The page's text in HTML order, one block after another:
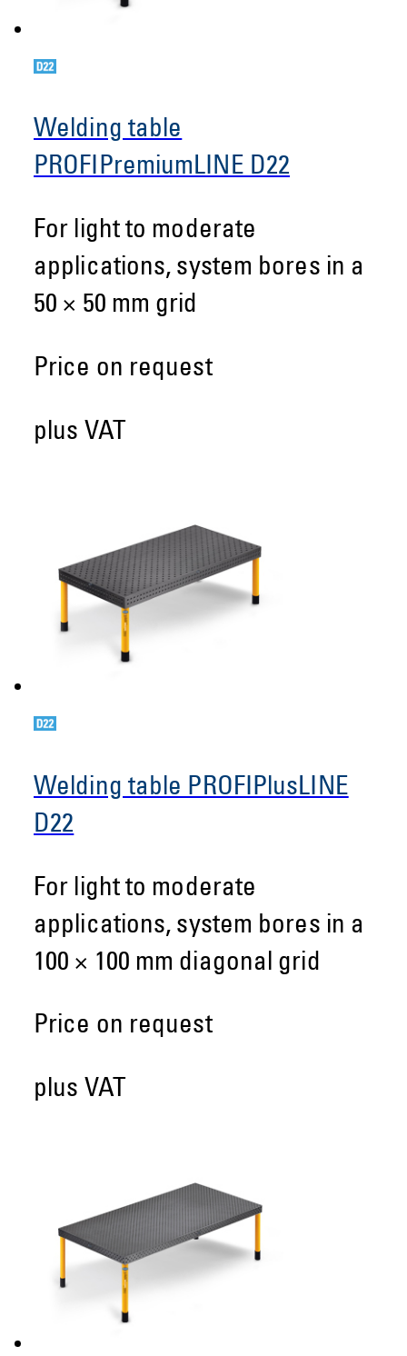
Welding table
PROFIPremiumLINE D22
For light to moderate
applications, system bores in a
50 × 50 mm grid
Price on request
plus VAT
Welding table PROFIPlusLINE
D22
For light to moderate
applications, system bores in a
100 × 100 mm diagonal grid
Price on request
plus VAT